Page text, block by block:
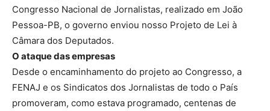
Congresso Nacional de Jornalistas, realizado em João
Pessoa-PB, o governo enviou nosso Projeto de Lei à
Câmara dos Deputados.
O ataque das empresas
Desde o encaminhamento do projeto ao Congresso, a
FENAJ e os Sindicatos dos Jornalistas de todo o País
promoveram, como estava programado, centenas de